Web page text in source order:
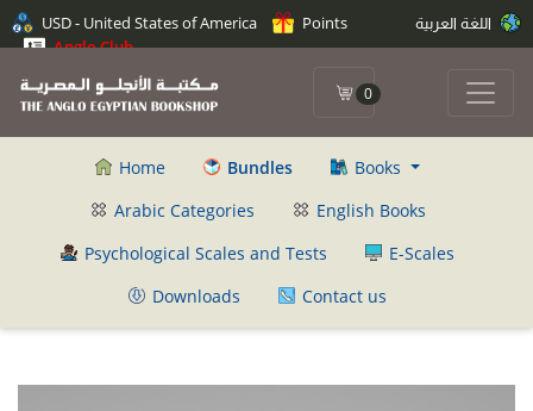
USD - United States of America
Points
Anglo Club
0
Home Bundles
Books
Arabic Categories
English Books
Psychological Scales and Tests
E-Scales
Downloads
Contact us